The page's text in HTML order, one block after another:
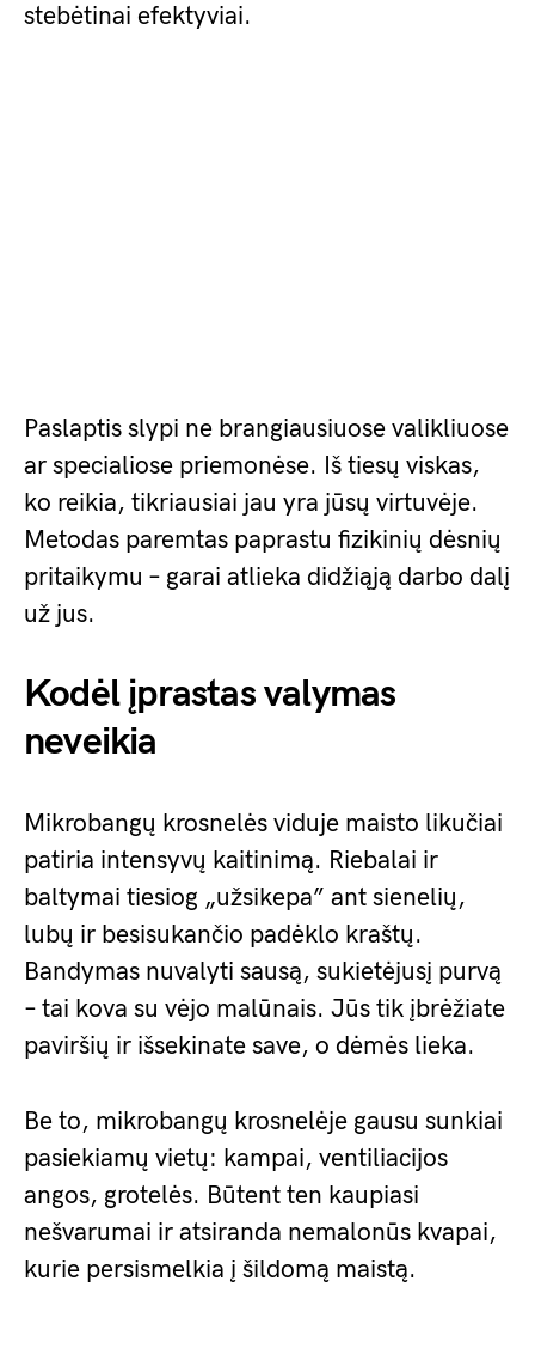
stebėtinai efektyviai.
Paslaptis slypi ne brangiausiuose valikliuose
ar specialiose priemonėse. Iš tiesų viskas,
ko reikia, tikriausiai jau yra jūsų virtuvėje.
Metodas paremtas paprastu fizikinių dėsnių
pritaikymu – garai atlieka didžiąją darbo dalį
už jus.
Kodėl įprastas valymas
neveikia
Mikrobangų krosnelės viduje maisto likučiai
patiria intensyvų kaitinimą. Riebalai ir
baltymai tiesiog „užsikepa” ant sienelių,
lubų ir besisukančio padėklo kraštų.
Bandymas nuvalyti sausą, sukietėjusį purvą
– tai kova su vėjo malūnais. Jūs tik įbrėžiate
paviršių ir išsekinate save, o dėmės lieka.
Be to, mikrobangų krosnelėje gausu sunkiai
pasiekiamų vietų: kampai, ventiliacijos
angos, grotelės. Būtent ten kaupiasi
nešvarumai ir atsiranda nemalonūs kvapai,
kurie persismelkia į šildomą maistą.